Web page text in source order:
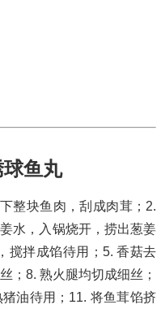
鱼丸
整块鱼肉，刮成肉茸；2.
水，入锅烧开，捞出葱姜
搅拌成馅待用；5. 香菇去
；8. 熟火腿均切成细丝；
油待用；11. 将鱼茸馅挤